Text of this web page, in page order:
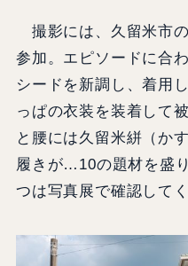
撮影には、久留米市
参加。エピソードに合
シードを新調し、着用
っぱの衣装を装着して
と腰には久留米絣（か
履きが…10の題材を盛
つは写真展で確認して